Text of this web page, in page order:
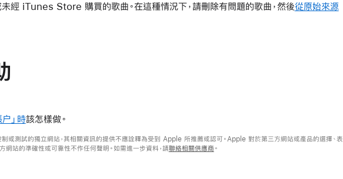
經 iTunes Store 購買的歌曲。在這種情況下，請刪除有問題的歌曲，然後從原始來源
」時該怎樣做。
或測試的獨立網站，其相關資訊的提供不應詮釋為受到 Apple 所推薦或認可。Apple 對於第三方網站或產品的選擇、表
網站的準確性或可靠性不作任何聲明。如需進一步資料，請聯絡相關供應商 。